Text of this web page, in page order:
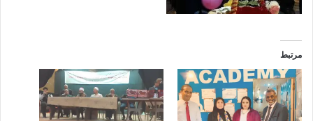
مرتبط